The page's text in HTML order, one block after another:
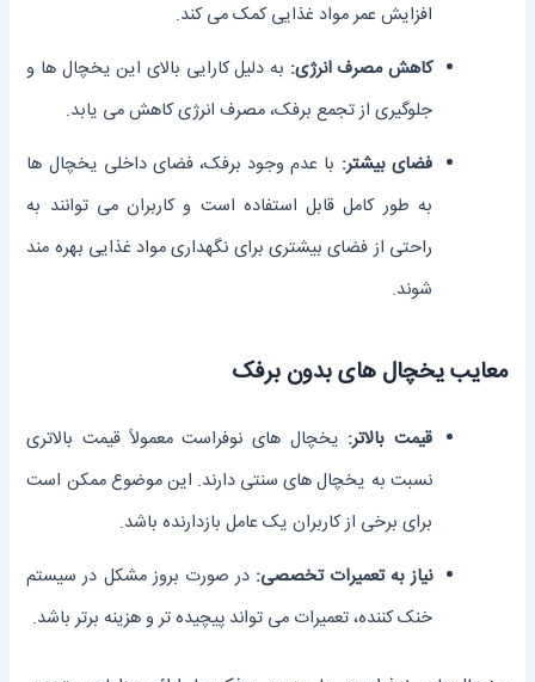
افزایش عمر مواد غذایی کمک می‌ کند.
کاهش مصرف انرژی: به دلیل کارایی بالای این یخچال ‌ها و
جلوگیری از تجمع برفک، مصرف انرژی کاهش می ‌یابد.
فضای بیشتر: با عدم وجود برفک، فضای داخلی یخچال‌ ها
به طور کامل قابل استفاده است و کاربران می ‌توانند به
راحتی از فضای بیشتری برای نگهداری مواد غذایی بهره ‌مند
شوند.
معایب یخچال های بدون برفک
قیمت بالاتر: یخچال‌ های نوفراست معمولاً قیمت بالاتری
نسبت به یخچال‌ های سنتی دارند. این موضوع ممکن است
برای برخی از کاربران یک عامل بازدارنده باشد.
نیاز به تعمیرات تخصصی: در صورت بروز مشکل در سیستم
خنک ‌کننده، تعمیرات می‌ تواند پیچیده ‌تر و هزینه‌ برتر باشد.